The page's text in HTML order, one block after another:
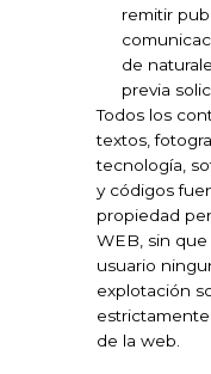
remitir
de
previa
Todos los
textos,
tecnología,
y códigos
propiedad
WEB, sin
usuario
explotación
de la web.